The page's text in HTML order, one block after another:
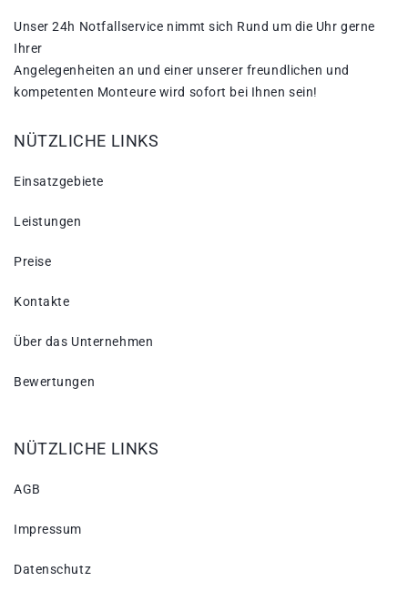
Unser 24h Notfallservice nimmt sich Rund um die Uhr gerne
Ihrer
Angelegenheiten an und einer unserer freundlichen und
kompetenten Monteure wird sofort bei Ihnen sein!
NÜTZLICHE LINKS
Einsatzgebiete
Leistungen
Preise
Kontakte
Über das Unternehmen
Bewertungen
NÜTZLICHE LINKS
AGB
Impressum
Datenschutz